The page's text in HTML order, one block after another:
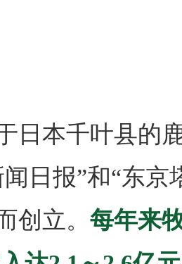
日本千叶县的
日报”和“东
创立。 每年来